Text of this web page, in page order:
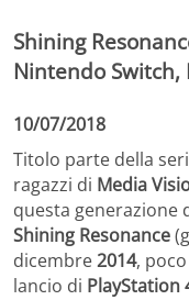
Shining
Nintendo Switch,
10/07/2018
Titolo parte della
ragazzi di Media
questa generazione
Shining Resonance
dicembre2014,
lancio di PlayStation